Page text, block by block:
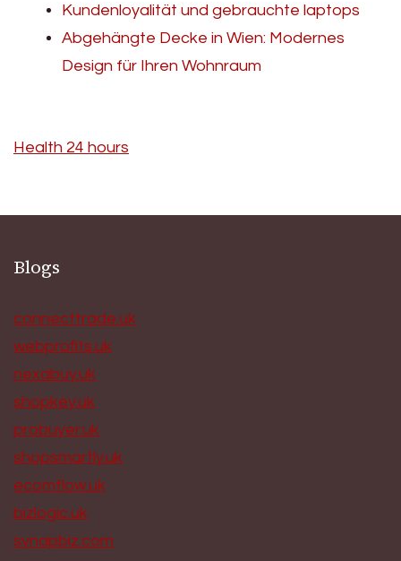
Kundenloyalität und gebrauchte laptops
Abgehängte Decke in Wien: Modernes
Design für Ihren Wohnraum
Health 24 hours
Blogs
connecttrade.uk
webprofits.uk
nexabuy.uk
shopkey.uk
probuyer.uk
shopsmartly.uk
ecomflow.uk
bizlogic.uk
synapbiz.com